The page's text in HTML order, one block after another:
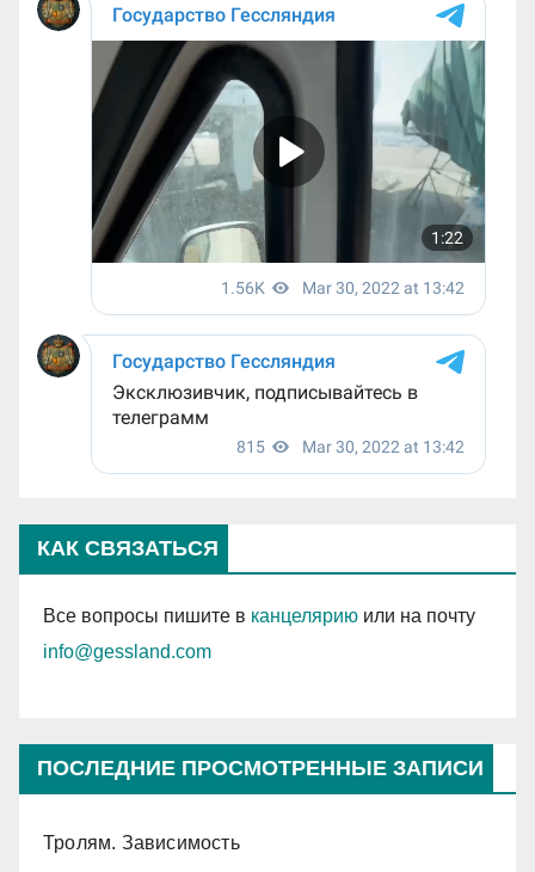
КАК СВЯЗАТЬСЯ
Все вопросы пишите в канцелярию или на почту
info@gessland.com
ПОСЛЕДНИЕ ПРОСМОТРЕННЫЕ ЗАПИСИ
Тролям. Зависимость